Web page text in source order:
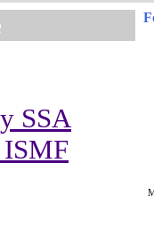
SSA